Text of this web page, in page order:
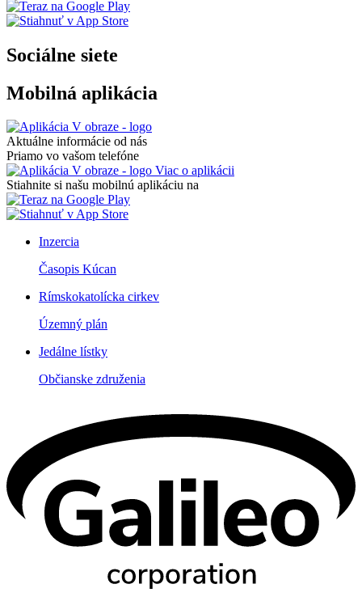
Sociálne siete
Mobilná aplikácia
Aktuálne informácie od nás
Priamo vo vašom telefóne
Viac o aplikácii
Stiahnite si našu mobilnú aplikáciu na
Inzercia
Časopis Kúcan
Rímskokatolícka cirkev
Územný plán
Jedálne lístky
Občianske združenia